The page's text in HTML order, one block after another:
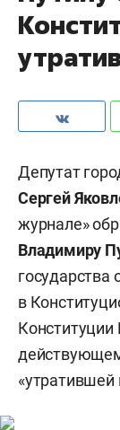
Депутат
Сергей
журнале»
Владимиру
государства
в
Конституции